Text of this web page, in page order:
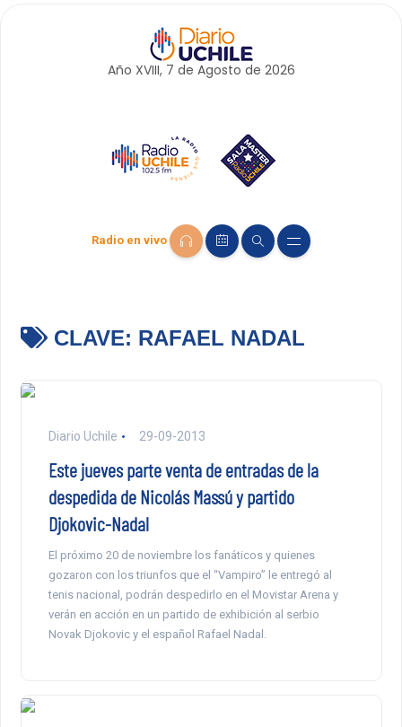
Año XVIII, 7 de Agosto de 2026
Radio en vivo
CLAVE: RAFAEL NADAL
Diario Uchile 29-09-2013
Este jueves parte venta de entradas de la
despedida de Nicolás Massú y partido
Djokovic-Nadal
El próximo 20 de noviembre los fanáticos y quienes
gozaron con los triunfos que el “Vampiro” le entregó al
tenis nacional, podrán despedirlo en el Movistar Arena y
verán en acción en un partido de exhibición al serbio
Novak Djokovic y el español Rafael Nadal.